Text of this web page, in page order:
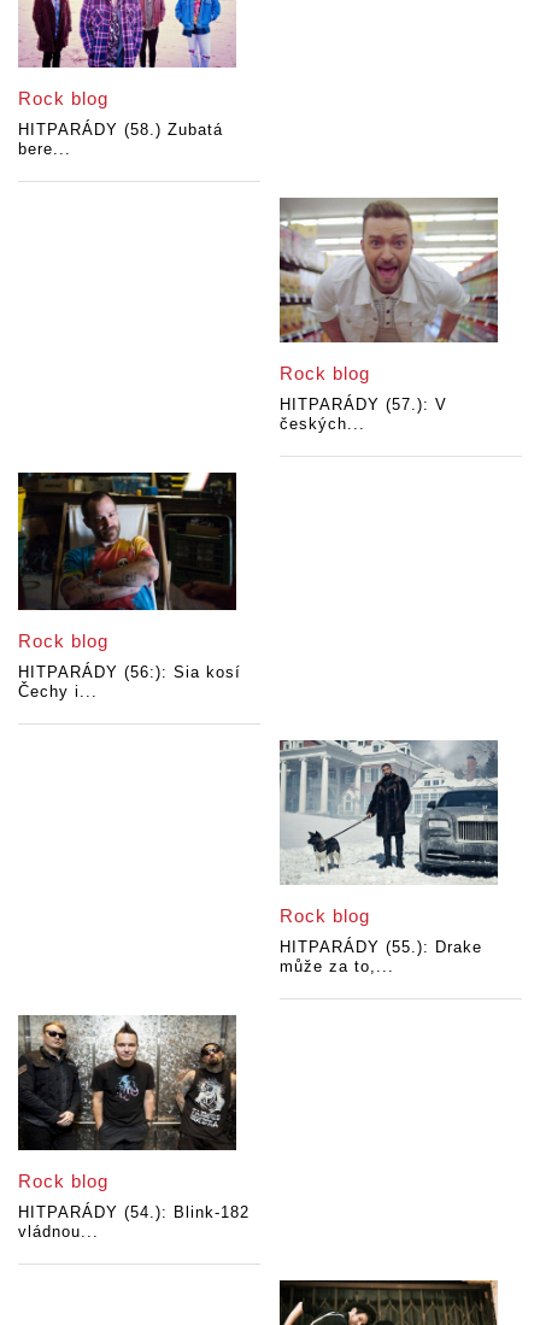
Rock blog
HITPARÁDY (58.) Zubatá
bere...
Rock blog
HITPARÁDY (57.): V
českých...
Rock blog
HITPARÁDY (56:): Sia kosí
Čechy i...
Rock blog
HITPARÁDY (55.): Drake
může za to,...
Rock blog
HITPARÁDY (54.): Blink-182
vládnou...